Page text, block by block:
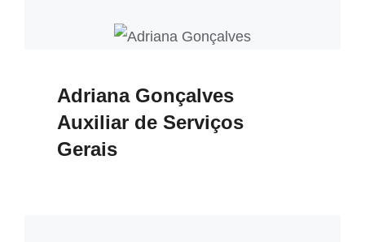
Adriana Gonçalves
Auxiliar de Serviços
Gerais